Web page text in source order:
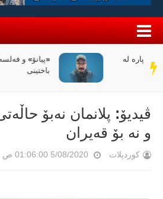
سەر
دێڕ
«پیانۆ» و فەلسەفەی
باختینی
ڤیدیۆ: پلانمان نەبۆ
و نە بۆ قەیران
کوردپلات 5/08/2020 01:06:00 ص